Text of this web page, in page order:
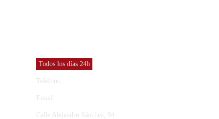
Todos los días 24h
Teléfono:
Email:
Calle Alejandro Sánchez, 94